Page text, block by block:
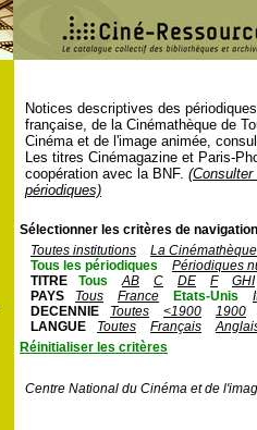
Notices descriptives des
française, de la Cinémathèque de
Cinéma et de l'image animée,
Les titres Cinémagazine et Paris-
coopération avec la BNF.
périodiques)
Sélectionner les critères de
Toutes institutions
La
Tous les périodiques
Périodiques
TITRE
Tous AB C DE F
GHI
PAYS
Tous France Etats-Unis
DECENNIE
Toutes <1900
1900
LANGUE
Toutes Français
Réinitialiser les critères
Centre National du Cinéma et de